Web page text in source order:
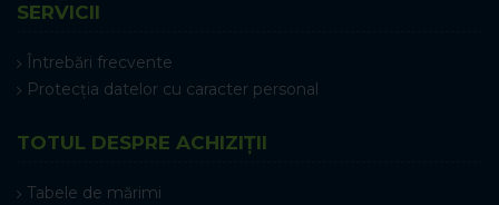
SERVICII
Întrebări frecvente
Protecția datelor cu caracter personal
TOTUL DESPRE ACHIZIȚII
Tabele de mărimi